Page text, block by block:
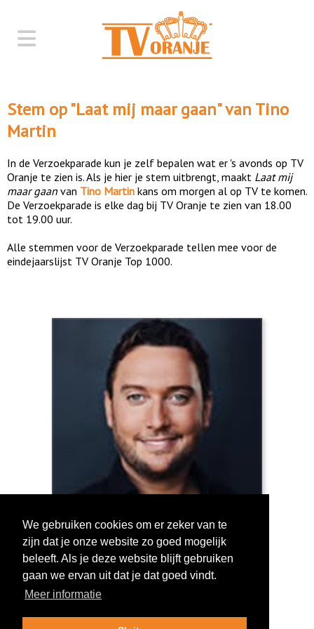
Stem op "Laat mij maar gaan" van Tino
Martin
In de Verzoekparade kun je zelf bepalen wat er 's avonds op TV
Oranje te zien is. Als je hier je stem uitbrengt, maakt Laat mij
maar gaan van Tino Martin kans om morgen al op TV te komen.
De Verzoekparade is elke dag bij TV Oranje te zien van 18.00
tot 19.00 uur.
Alle stemmen voor de Verzoekparade tellen mee voor de
eindejaarslijst TV Oranje Top 1000.
Log in om te stemmen!
We gebruiken cookies om er zeker van te
zijn dat je onze website zo goed mogelijk
beleeft. Als je deze website blijft gebruiken
gaan we ervan uit dat je dat goed vindt.
Meer informatie